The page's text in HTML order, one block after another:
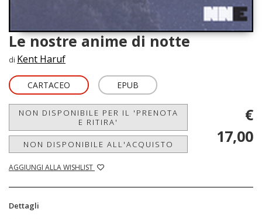
Le nostre anime di notte
di Kent Haruf
CARTACEO EPUB
NON DISPONIBILE PER IL 'PRENOTA
E RITIRA'
NON DISPONIBILE ALL'ACQUISTO
AGGIUNGI ALLA WISHLIST
€
17,00
Dettagli